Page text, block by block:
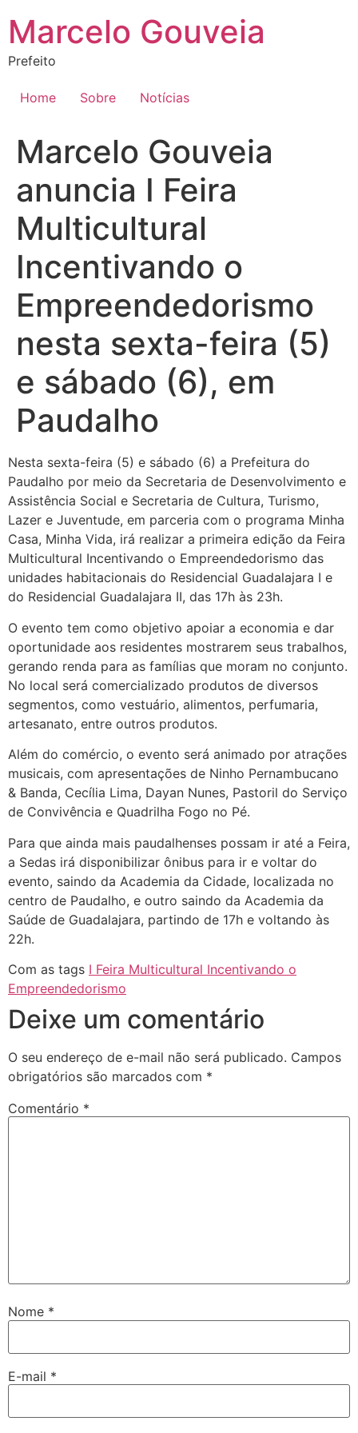
para
conteúdo
Marcelo Gouveia
Prefeito
Home Sobre Notícias
Marcelo Gouveia
anuncia I Feira
Multicultural
Incentivando o
Empreendedorismo
nesta sexta-feira (5)
e sábado (6), em
Paudalho
Nesta sexta-feira (5) e sábado (6) a Prefeitura do
Paudalho por meio da Secretaria de Desenvolvimento e
Assistência Social e Secretaria de Cultura, Turismo,
Lazer e Juventude, em parceria com o programa Minha
Casa, Minha Vida, irá realizar a primeira edição da Feira
Multicultural Incentivando o Empreendedorismo das
unidades habitacionais do Residencial Guadalajara I e
do Residencial Guadalajara II, das 17h às 23h.
O evento tem como objetivo apoiar a economia e dar
oportunidade aos residentes mostrarem seus trabalhos,
gerando renda para as famílias que moram no conjunto.
No local será comercializado produtos de diversos
segmentos, como vestuário, alimentos, perfumaria,
artesanato, entre outros produtos.
Além do comércio, o evento será animado por atrações
musicais, com apresentações de Ninho Pernambucano
& Banda, Cecília Lima, Dayan Nunes, Pastoril do Serviço
de Convivência e Quadrilha Fogo no Pé.
Para que ainda mais paudalhenses possam ir até a Feira,
a Sedas irá disponibilizar ônibus para ir e voltar do
evento, saindo da Academia da Cidade, localizada no
centro de Paudalho, e outro saindo da Academia da
Saúde de Guadalajara, partindo de 17h e voltando às
22h.
Com as tags I Feira Multicultural Incentivando o
Empreendedorismo
Deixe um comentário
O seu endereço de e-mail não será publicado. Campos
obrigatórios são marcados com *
Comentário *
Nome *
E-mail *